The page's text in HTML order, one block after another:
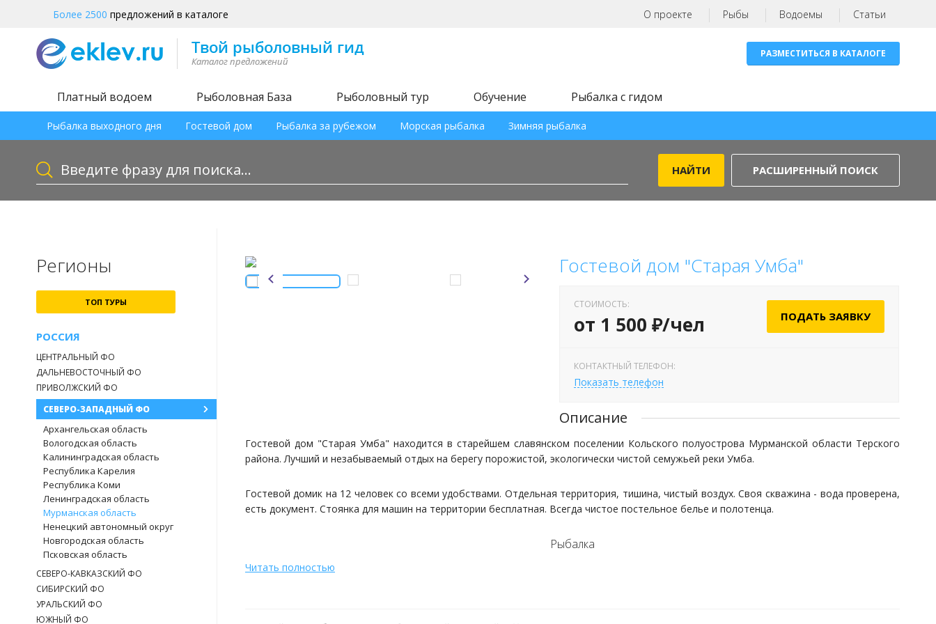
Более 2500 предложений в каталоге О проекте Рыбы Водоемы Статьи
РАЗМЕСТИТЬСЯ В КАТАЛОГЕ
Платный водоем Рыболовная База Рыболовный тур Обучение Рыбалка с гидом
Рыбалка выходного дня Гостевой дом Рыбалка за рубежом Морская рыбалка Зимняя рыбалка
РАСШИРЕННЫЙ ПОИСК
Регионы
ТОП ТУРЫ
РОССИЯ
ЦЕНТРАЛЬНЫЙ ФО
ДАЛЬНЕВОСТОЧНЫЙ ФО
ПРИВОЛЖСКИЙ ФО
СЕВЕРО-ЗАПАДНЫЙ ФО
Архангельская область
Вологодская область
Калининградская область
Республика Карелия
Республика Коми
Ленинградская область
Мурманская область
Ненецкий автономный округ
Новгородская область
Псковская область
СЕВЕРО-КАВКАЗСКИЙ ФО
СИБИРСКИЙ ФО
УРАЛЬСКИЙ ФО
ЮЖНЫЙ ФО
Гостевой дом "Старая Умба"
СТОИМОСТЬ:
от 1 500 ₽/чел ПОДАТЬ ЗАЯВКУ
КОНТАКТНЫЙ ТЕЛЕФОН:
Показать телефон
Описание
Гостевой дом "Старая Умба" находится в старейшем славянском поселении Кольского полуострова Мурманской области Терского
района. Лучший и незабываемый отдых на берегу порожистой, экологически чистой семужьей реки Умба.
Гостевой домик на 12 человек со всеми удобствами. Отдельная территория, тишина, чистый воздух. Своя скважина - вода проверена,
есть документ. Стоянка для машин на территории бесплатная. Всегда чистое постельное белье и полотенца.
Рыбалка
Для желающих можно организовать лицензионную рыбалку на семгу.
Читать полностью